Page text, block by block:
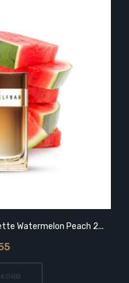
Watermelon Peach 2...